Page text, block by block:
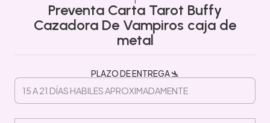
Preventa Carta Tarot Buffy
Cazadora De Vampiros caja de
metal
PLAZO DE ENTREGA 🛬